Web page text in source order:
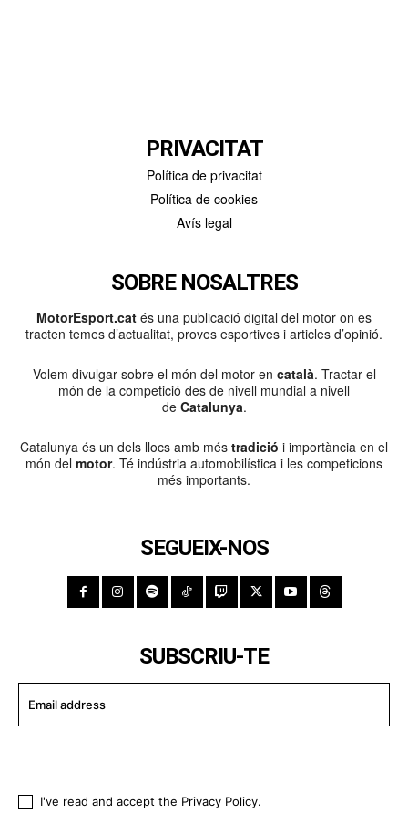
PRIVACITAT
Política de privacitat
Política de cookies
Avís legal
SOBRE NOSALTRES
MotorEsport.cat és una publicació digital del motor on es
tracten temes d’actualitat, proves esportives i articles d’opinió.
Volem divulgar sobre el món del motor en català. Tractar el
món de la competició des de nivell mundial a nivell
de Catalunya.
Catalunya és un dels llocs amb més tradició i importància en el
món del motor. Té indústria automobilística i les competicions
més importants.
SEGUEIX-NOS
SUBSCRIU-TE
I've read and accept the Privacy Policy.